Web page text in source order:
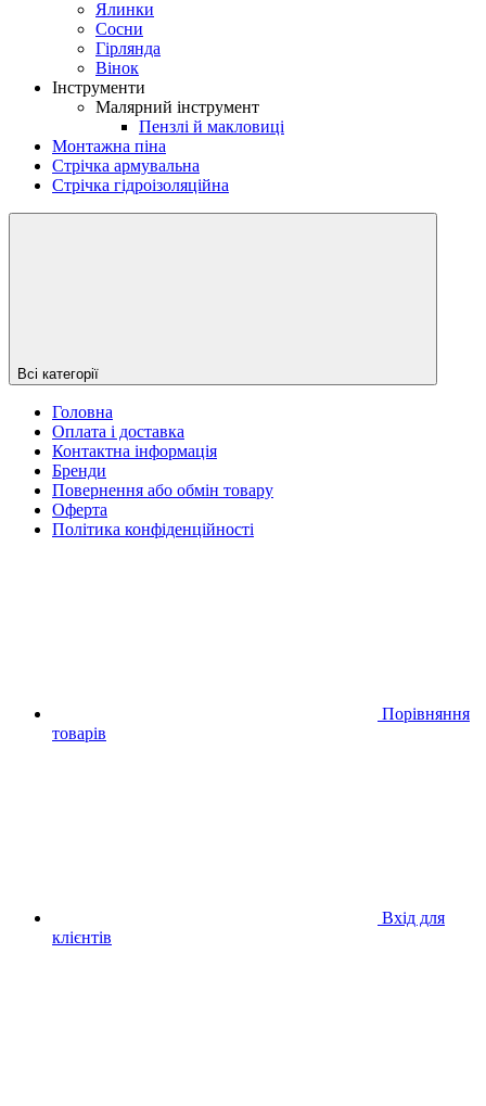
Ялинки
Сосни
Гірлянда
Вінок
Інструменти
Малярний інструмент
Пензлі й макловиці
Монтажна піна
Стрічка армувальна
Стрічка гідроізоляційна
Всі категорії
Головна
Оплата і доставка
Контактна інформація
Бренди
Повернення або обмін товару
Оферта
Політика конфіденційності
Порівняння
товарів
Вхід для
клієнтів